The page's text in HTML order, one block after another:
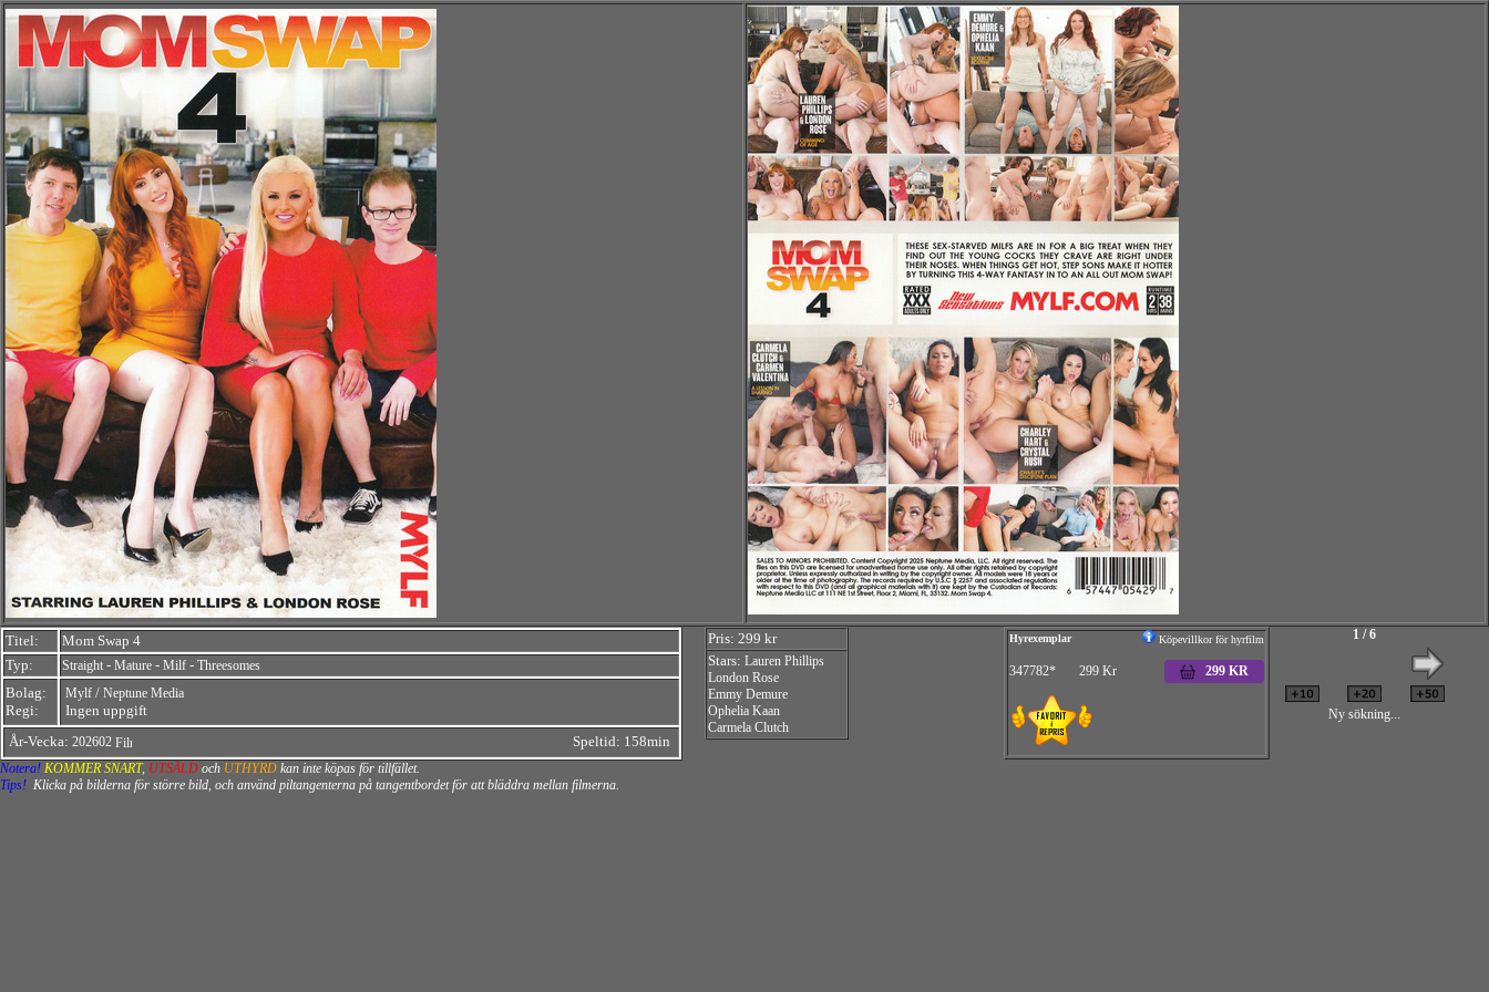
Titel:
Mom Swap 4
Typ:
Straight - Mature - Milf - Threesomes
Bolag:
Regi:
Mylf / Neptune Media
Ingen uppgift
År-Vecka: 202602 Speltid: 158min
Pris: 299 kr
Stars: Lauren Phillips
London Rose
Emmy Demure
Ophelia Kaan
Carmela Clutch
Hyrexemplar Köpevillkor för hyrfilm
347782* 299 Kr 299 KR
1 / 6
Ny sökning...
Notera! KOMMER SNART, UTSÅLD och UTHYRD kan inte köpas för tillfället.
Tips! Klicka på bilderna för större bild, och använd piltangenterna på tangentbordet för att bläddra mellan filmerna.